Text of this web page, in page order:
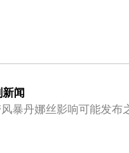
新闻
暴丹娜丝影响可能发布